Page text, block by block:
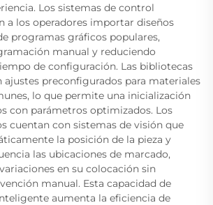
Los sistemas de control
a los operadores importar diseños
programas gráficos populares,
manual y reduciendo
de configuración. Las bibliotecas
ajustes preconfigurados para materiales
lo que permite una inicialización
con parámetros optimizados. Los
cuentan con sistemas de visión que
la posición de la pieza y
las ubicaciones de marcado,
en su colocación sin
manual. Esta capacidad de
aumenta la eficiencia de